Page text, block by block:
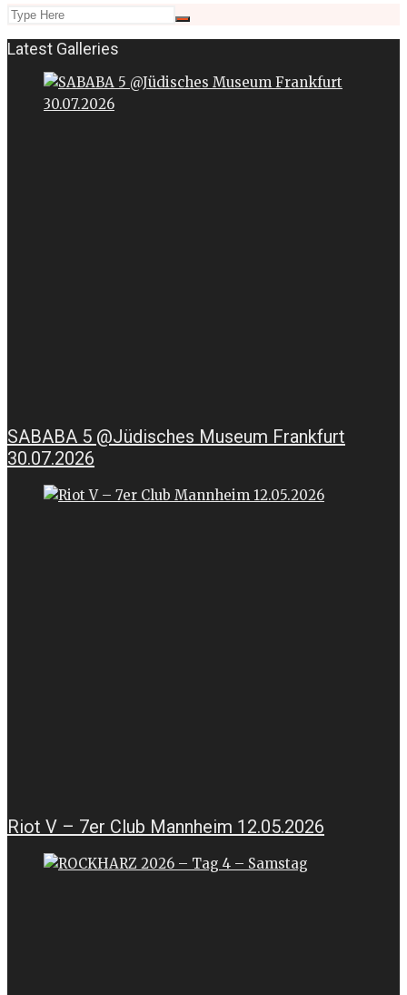
Latest Galleries
SABABA 5 @Jüdisches Museum Frankfurt
30.07.2026
Riot V – 7er Club Mannheim 12.05.2026